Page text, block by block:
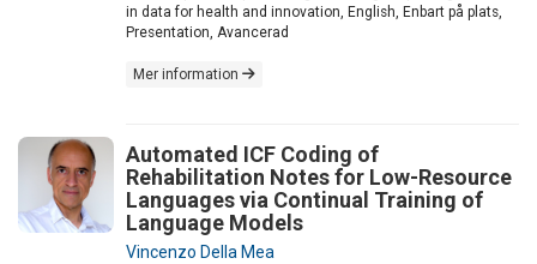
in data for health and innovation, English, Enbart på plats,
Presentation, Avancerad
Mer information
Automated ICF Coding of
Rehabilitation Notes for Low-Resource
Languages via Continual Training of
Language Models
Vincenzo Della Mea